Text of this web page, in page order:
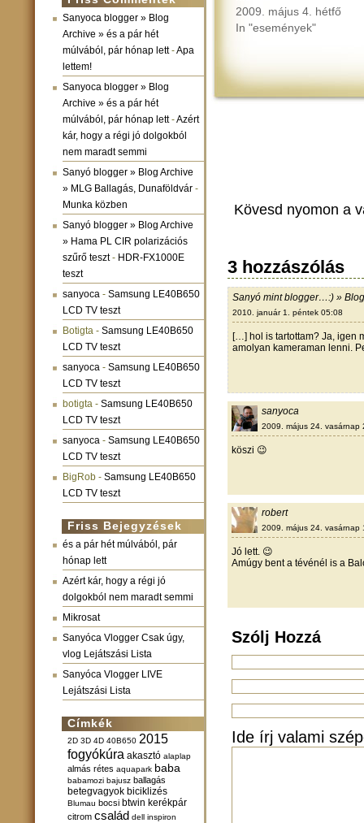
Sanyoca blogger » Blog
Archive » és a pár hét
múlvából, pár hónap lett-Apa
lettem!
Sanyoca blogger » Blog
Archive » és a pár hét
múlvából, pár hónap lett-Azért
kár, hogy a régi jó dolgokból
nem maradt semmi
Sanyó blogger » Blog Archive
» MLG Ballagás, Dunaföldvár -
Munka közben
Sanyó blogger » Blog Archive
» Hama PL CIR polarizációs
szűrő teszt- HDR-FX1000E
teszt
sanyoca - Samsung LE40B650
LCD TV teszt
Botigta - Samsung LE40B650
LCD TV teszt
sanyoca - Samsung LE40B650
LCD TV teszt
botigta - Samsung LE40B650
LCD TV teszt
sanyoca - Samsung LE40B650
LCD TV teszt
BigRob - Samsung LE40B650
LCD TV teszt
Friss Bejegyzések
és a pár hét múlvából, pár
hónap lett
Azért kár, hogy a régi jó
dolgokból nem maradt semmi
Mikrosat
Sanyóca Vlogger Csak úgy,
vlog Lejátszási Lista
Sanyóca Vlogger LIVE
Lejátszási Lista
Címkék
2D 3D 4D 40B650 2015
fogyókúra akasztó alaplap
almás rétes aquapark baba
babamozi bajusz ballagás
betegvagyok biciklizés
Blumau bocsi btwin kerékpár
citrom család dell inspiron
2009. május 4. hétfő
In "események"
Kövesd nyomon a
3 hozzászólás
Sanyó mint blogger…:) »
2010. január 1. péntek 05:08
[…] hol is tartottam? Ja, igen
amolyan kameraman lenni.
sanyoca
2009. május 24. vasárnap
köszi 😉
robert
2009. május 24. vasárnap
Jó lett. 😉
Amúgy bent a tévénél is a
Szólj Hozzá
Ide írj valami